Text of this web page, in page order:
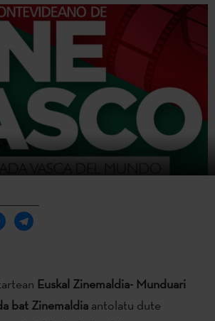
Euskal Zinemaldia- Munduari
bat Zinemaldia antolatu dute